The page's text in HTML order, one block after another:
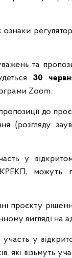
та
30
Zoom.
до
(розгляду
у
можуть
проєкту
вигляді на
у
які візьмуть